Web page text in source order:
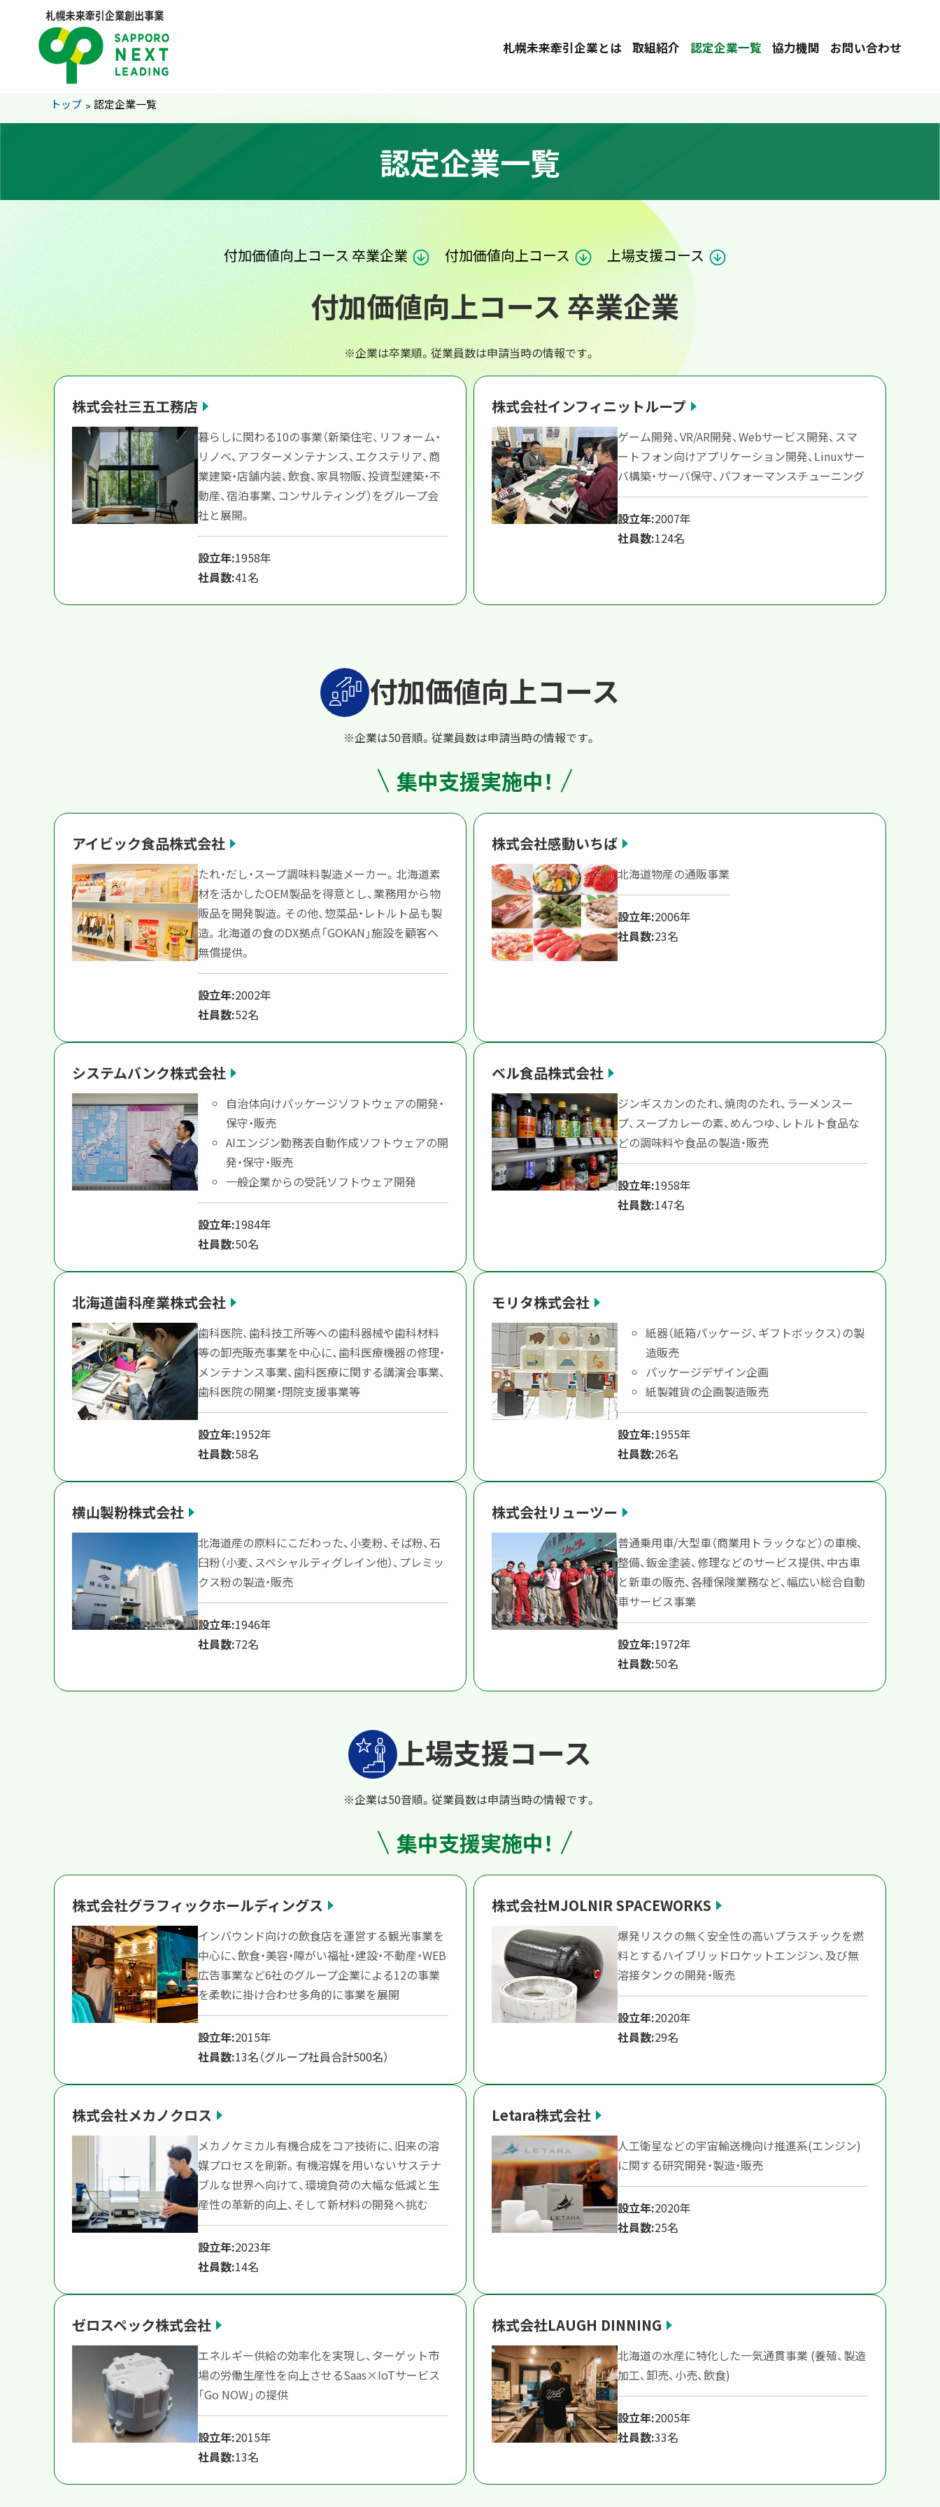
企
業
創
出
事
業
札幌未来牽引企業とは 取組紹介 認定企業一覧 協力機関 お問い合わせ
現
置
の
階
層
トップ 認定企業一覧
認定企業一覧
ページ内目
次
付加価値向上コース 卒業企業 付加価値向上コース 上場支援コース
付加価値向上コース 卒業企業
※企業は卒業順。従業員数は申請当時の情報です。
株式会社三五工務店
暮らしに関わる10の事業（新築住宅、リフォーム・
リノベ、アフターメンテナンス、エクステリア、商
業建築・店舗内装、飲食、家具物販、投資型建築・不
動産、宿泊事業、コンサルティング）をグループ会
社と展開。
設立年:1958年
社員数:41名
株式会社インフィニットループ
ゲーム開発、VR/AR開発、Webサービス開発、スマ
ートフォン向けアプリケーション開発、Linuxサー
バ構築・サーバ保守、パフォーマンスチューニング
設立年:2007年
社員数:124名
付加価値向上コース
※企業は50音順。従業員数は申請当時の情報です。
集中支援実施中！
アイビック食品株式会社
たれ・だし・スープ調味料製造メーカー。北海道素
材を活かしたOEM製品を得意とし、業務用から物
販品を開発製造。その他、惣菜品・レトルト品も製
造。北海道の食のDX拠点「GOKAN」施設を顧客へ
無償提供。
設立年:2002年
社員数:52名
株式会社感動いちば
北海道物産の通販事業
設立年:2006年
社員数:23名
システムバンク株式会社
自治体向けパッケージソフトウェアの開発・
保守・販売
AIエンジン勤務表自動作成ソフトウェアの開
発・保守・販売
一般企業からの受託ソフトウェア開発
設立年:1984年
社員数:50名
ベル食品株式会社
ジンギスカンのたれ、焼肉のたれ、ラーメンスー
プ、スープカレーの素、めんつゆ、レトルト食品な
どの調味料や食品の製造・販売
設立年:1958年
社員数:147名
北海道歯科産業株式会社
歯科医院、歯科技工所等への歯科器械や歯科材料
等の卸売販売事業を中心に、歯科医療機器の修理・
メンテナンス事業、歯科医療に関する講演会事業、
歯科医院の開業・閉院支援事業等
設立年:1952年
社員数:58名
モリタ株式会社
紙器（紙箱パッケージ、ギフトボックス）の製
造販売
パッケージデザイン企画
紙製雑貨の企画製造販売
設立年:1955年
社員数:26名
横山製粉株式会社
北海道産の原料にこだわった、小麦粉、そば粉、石
臼粉（小麦、スペシャルティグレイン他）、プレミッ
クス粉の製造・販売
設立年:1946年
社員数:72名
株式会社リューツー
普通乗用車/大型車（商業用トラックなど）の車検、
整備、鈑金塗装、修理などのサービス提供、中古車
と新車の販売、各種保険業務など、幅広い総合自動
車サービス事業
設立年:1972年
社員数:50名
上場支援コース
※企業は50音順。従業員数は申請当時の情報です。
集中支援実施中！
株式会社グラフィックホールディングス
インバウンド向けの飲食店を運営する観光事業を
中心に、飲食・美容・障がい福祉・建設・不動産・WEB
広告事業など6社のグループ企業による12の事業
を柔軟に掛け合わせ多角的に事業を展開
設立年:2015年
社員数:13名（グループ社員合計500名）
株式会社MJOLNIR SPACEWORKS
爆発リスクの無く安全性の高いプラスチックを燃
料とするハイブリッドロケットエンジン、及び無
溶接タンクの開発・販売
設立年:2020年
社員数:29名
株式会社メカノクロス
メカノケミカル有機合成をコア技術に、旧来の溶
媒プロセスを刷新。有機溶媒を用いないサステナ
ブルな世界へ向けて、環境負荷の大幅な低減と生
産性の革新的向上、そして新材料の開発へ挑む
設立年:2023年
社員数:14名
Letara株式会社
人工衛星などの宇宙輸送機向け推進系(エンジン)
に関する研究開発・製造・販売
設立年:2020年
社員数:25名
ゼロスペック株式会社
エネルギー供給の効率化を実現し、ターゲット市
場の労働生産性を向上させるSaas×IoTサービス
「Go NOW」の提供
設立年:2015年
社員数:13名
株式会社LAUGH DINNING
北海道の水産に特化した一気通貫事業 (養殖、製造
加工、卸売、小売、飲食)
設立年:2005年
社員数:33名
に
ー
へ
本
文
へ